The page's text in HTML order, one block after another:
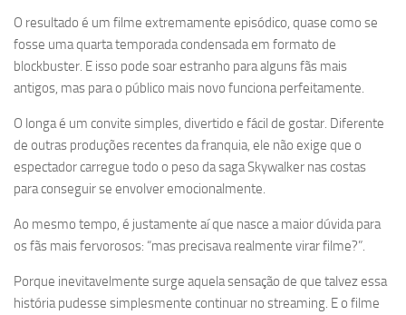
O resultado é um filme extremamente episódico, quase como se
fosse uma quarta temporada condensada em formato de
blockbuster. E isso pode soar estranho para alguns fãs mais
antigos, mas para o público mais novo funciona perfeitamente.
O longa é um convite simples, divertido e fácil de gostar. Diferente
de outras produções recentes da franquia, ele não exige que o
espectador carregue todo o peso da saga Skywalker nas costas
para conseguir se envolver emocionalmente.
Ao mesmo tempo, é justamente aí que nasce a maior dúvida para
os fãs mais fervorosos: “mas precisava realmente virar filme?”.
Porque inevitavelmente surge aquela sensação de que talvez essa
história pudesse simplesmente continuar no streaming. E o filme